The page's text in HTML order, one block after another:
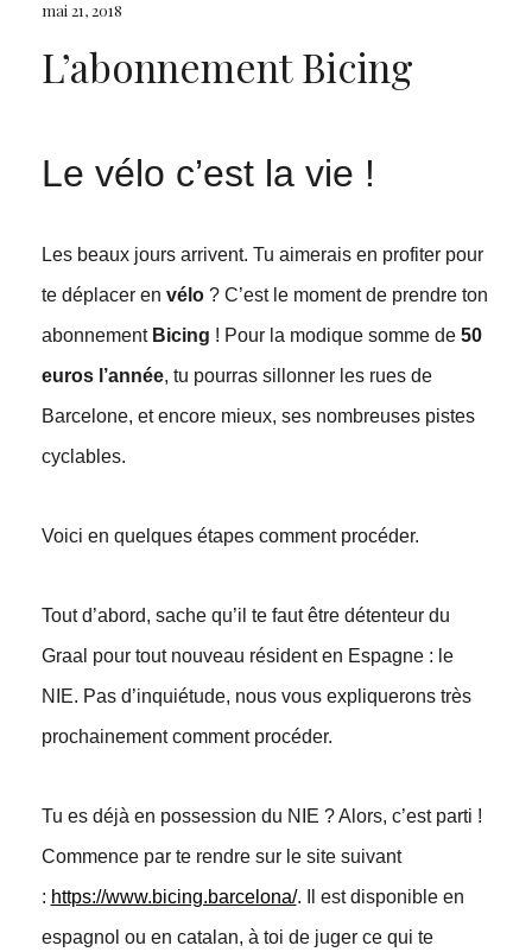
mai 21, 2018
L’abonnement Bicing
Le vélo c’est la vie !
Les beaux jours arrivent. Tu aimerais en profiter pour
te déplacer en vélo? C’est le moment de prendre ton
abonnement Bicing ! Pour la modique somme de 50
euros l’année, tu pourras sillonner les rues de
Barcelone, et encore mieux, ses nombreuses pistes
cyclables.
Voici en quelques étapes comment procéder.
Tout d’abord, sache qu’il te faut être détenteur du
Graal pour tout nouveau résident en Espagne : le
NIE. Pas d’inquiétude, nous vous expliquerons très
prochainement comment procéder.
Tu es déjà en possession du NIE ? Alors, c’est parti !
Commence par te rendre sur le site suivant
: https://www.bicing.barcelona/. Il est disponible en
espagnol ou en catalan, à toi de juger ce qui te